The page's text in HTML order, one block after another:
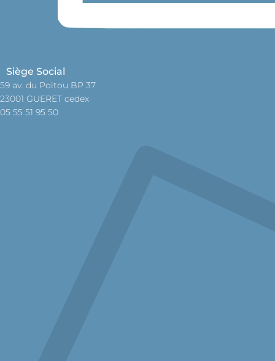
Siège Social
59 av. du Poitou BP 37
23001 GUERET cedex
05 55 51 95 50